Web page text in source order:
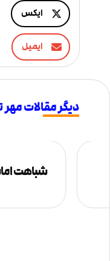
ایکس
ایمیل
دیگر مقالات
شباهت